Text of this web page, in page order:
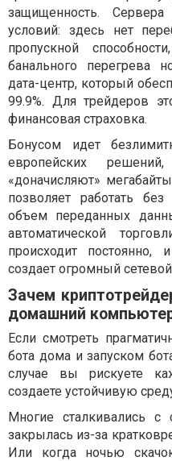
защищенность.
условий: здесь нет
пропускной
банального перегрева
дата-центр, который
99.9%. Для трейдеров
финансовая страховка.
Бонусом идет
европейских
«доначисляют»
позволяет работать
объем переданных
автоматической
происходит
создает огромный
Зачем
домашний
Если смотреть
бота дома и запуском
случае вы рискуете
создаете устойчивую
Многие сталкивались с
закрылась из-за
Или когда ночью